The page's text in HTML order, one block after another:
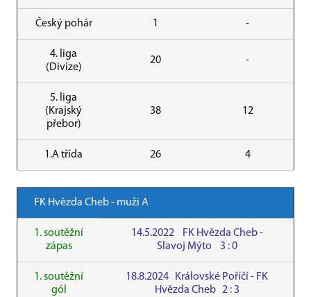
Český pohár 1 -
4. liga
(Divize)
20 -
5. liga
(Krajský
přebor)
38 12
1.A třída 26 4
FK Hvězda Cheb - muži A
1. soutěžní
zápas
14.5.2022 FK Hvězda Cheb -
Slavoj Mýto 3 : 0
1. soutěžní
gól
18.8.2024 Královské Poříčí - FK
Hvězda Cheb 2 : 3